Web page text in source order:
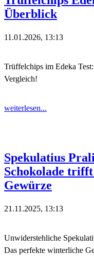
Überblick
11.01.2026, 13:13
Trüffelchips im Edeka
Vergleich!
weiterlesen...
Spekulatius
Schokolade
Gewürze
21.11.2025, 13:13
Unwiderstehliche
Das perfekte winterliche